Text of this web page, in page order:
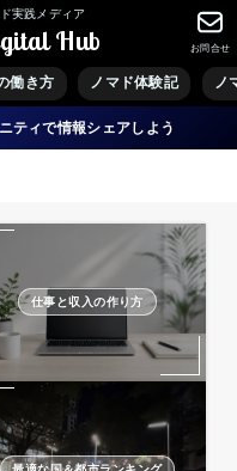
実践メディア
Hub
働き方 ノマド体験記 ノ
お問合せ
ティで情報シェアしよう
仕事と収入の作り方